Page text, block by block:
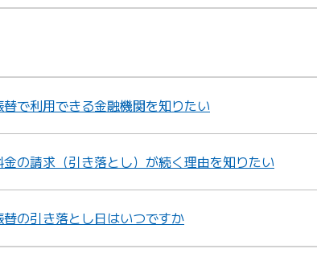
で利用できる金融機関を知りたい
の請求（引き落とし）が続く理由を知りたい
の引き落とし日はいつですか